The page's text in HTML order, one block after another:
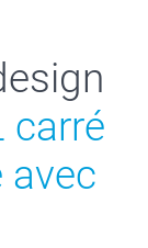
carré
avec